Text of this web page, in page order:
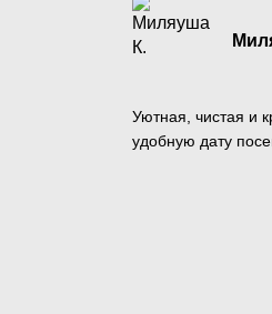
Уютная, чистая и
удобную дату